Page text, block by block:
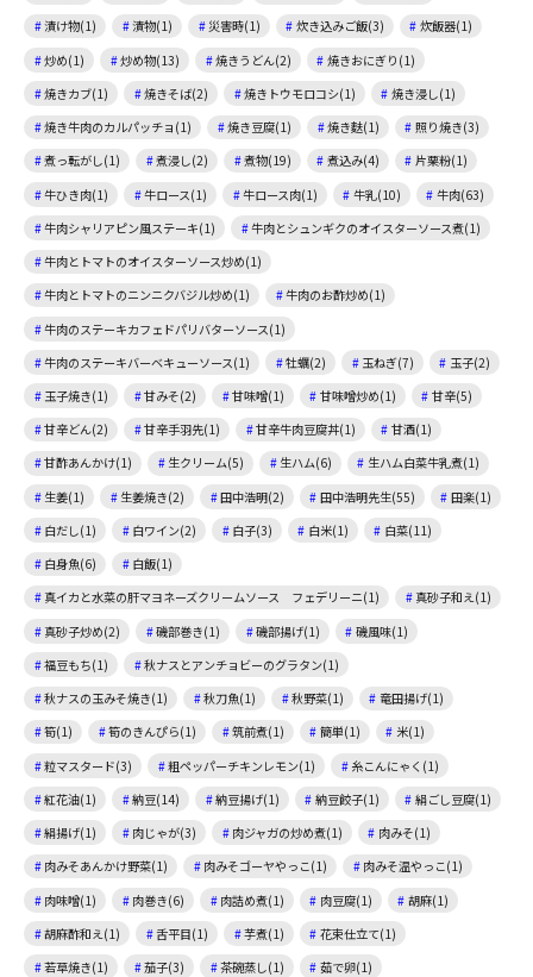
漬け物(1)
漬物(1) 災害時(1) 炊き込みご飯(3)
炊飯器(1)
炒め(1)
炒め物(13) 焼きうどん(2)
焼きおにぎり(1)
焼きカブ(1)
焼きそば(2) 焼きトウモロコシ(1)
焼き浸し(1)
焼き牛肉のカルパッチョ(1)
焼き豆腐(1) 焼き麩(1)
照り焼き(3)
煮っ転がし(1)
煮浸し(2) 煮物(19) 煮込み(4)
片栗粉(1)
牛ひき肉(1)
牛ロース(1) 牛ロース肉(1) 牛乳(10)
牛肉(63)
牛肉シャリアピン風ステーキ(1)
牛肉とシュンギクのオイスターソース煮(1)
牛肉とトマトのオイスターソース炒め(1)
牛肉とトマトのニンニクバジル炒め(1)
牛肉のお酢炒め(1)
牛肉のステーキカフェドパリバターソース(1)
牛肉のステーキバーベキューソース(1)
牡蠣(2) 玉ねぎ(7)
玉子(2)
玉子焼き(1)
甘みそ(2) 甘味噌(1) 甘味噌炒め(1)
甘辛(5)
甘辛どん(2)
甘辛手羽先(1) 甘辛牛肉豆腐丼(1)
甘酒(1)
甘酢あんかけ(1)
生クリーム(5) 生ハム(6)
生ハム白菜牛乳煮(1)
生姜(1)
生姜焼き(2) 田中浩明(2) 田中浩明先生(55)
田楽(1)
白だし(1)
白ワイン(2) 白子(3) 白米(1)
白菜(11)
白身魚(6)
白飯(1)
真イカと水菜の肝マヨネーズクリームソース フェデリーニ(1)
真砂子和え(1)
真砂子炒め(2)
磯部巻き(1) 磯部揚げ(1)
磯風味(1)
福豆もち(1)
秋ナスとアンチョビーのグラタン(1)
秋ナスの玉みそ焼き(1)
秋刀魚(1) 秋野菜(1)
竜田揚げ(1)
筍(1)
筍のきんぴら(1) 筑前煮(1) 簡単(1)
米(1)
粒マスタード(3)
粗ペッパーチキンレモン(1)
糸こんにゃく(1)
紅花油(1)
納豆(14) 納豆揚げ(1) 納豆餃子(1)
絹ごし豆腐(1)
絹揚げ(1)
肉じゃが(3) 肉ジャガの炒め煮(1)
肉みそ(1)
肉みそあんかけ野菜(1)
肉みそゴーヤやっこ(1)
肉みそ温やっこ(1)
肉味噌(1)
肉巻き(6) 肉詰め煮(1) 肉豆腐(1)
胡麻(1)
胡麻酢和え(1)
舌平目(1) 芋煮(1)
花束仕立て(1)
若草焼き(1)
茄子(3) 茶碗蒸し(1)
茹で卵(1)